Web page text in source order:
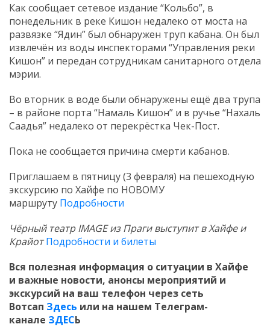
Как сообщает сетевое издание “Кольбо”, в
понедельник в реке Кишон недалеко от моста на
развязке “Ядин” был обнаружен труп кабана. Он был
извлечён из воды инспекторами “Управления реки
Кишон” и передан сотрудникам санитарного отдела
мэрии.
Во вторник в воде были обнаружены ещё два трупа
– в районе порта “Намаль Кишон” и в ручье “Нахаль
Саадья” недалеко от перекрёстка Чек-Пост.
Пока не сообщается причина смерти кабанов.
Приглашаем в пятницу (3 февраля) на пешеходную
экскурсию по Хайфе по НОВОМУ
маршруту Подробности
Чёрный театр IMAGE из Праги выступит в Хайфе и
Крайот Подробности и билеты
Вся полезная информация о ситуации в Хайфе
и важные новости, анонсы мероприятий и
экскурсий на ваш телефон через сеть
Вотсап Здесь или на нашем Телеграм-
канале ЗДЕСЬ